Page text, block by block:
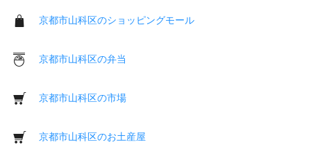
京都市山科区のショッピングモール
京都市山科区の弁当
京都市山科区の市場
京都市山科区のお土産屋